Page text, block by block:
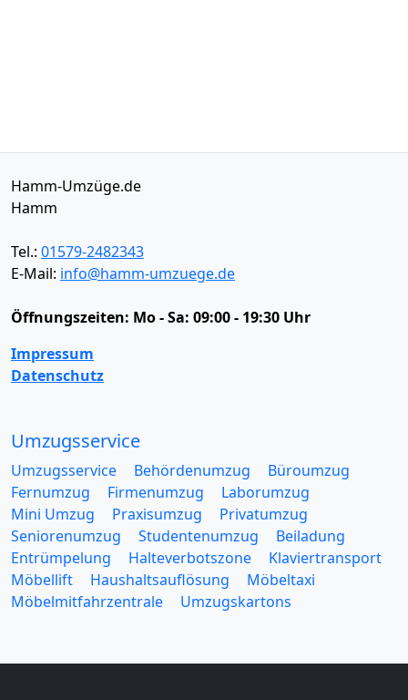
Hamm-Umzüge.de
Hamm
Tel.: 01579-2482343
E-Mail: info@hamm-umzuege.de
Öffnungszeiten: Mo - Sa: 09:00 - 19:30 Uhr
Impressum
Datenschutz
Umzugsservice
Umzugsservice Behördenumzug
Büroumzug
Fernumzug
Firmenumzug
Laborumzug
Mini Umzug
Praxisumzug
Privatumzug
Seniorenumzug
Studentenumzug
Beiladung
Entrümpelung
Halteverbotszone
Klaviertransport
Möbellift
Haushaltsauflösung
Möbeltaxi
Möbelmitfahrzentrale
Umzugskartons